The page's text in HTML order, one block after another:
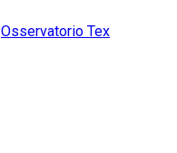
Osservatorio Tex